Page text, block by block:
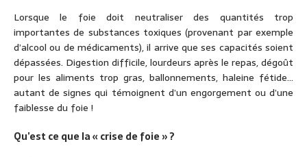
Lorsque le foie doit neutraliser des quantités trop
importantes de substances toxiques (provenant par exemple
d’alcool ou de médicaments), il arrive que ses capacités soient
dépassées. Digestion difficile, lourdeurs après le repas, dégoût
pour les aliments trop gras, ballonnements, haleine fétide…
autant de signes qui témoignent d’un engorgement ou d’une
faiblesse du foie !
Qu’est ce que la « crise de foie » ?